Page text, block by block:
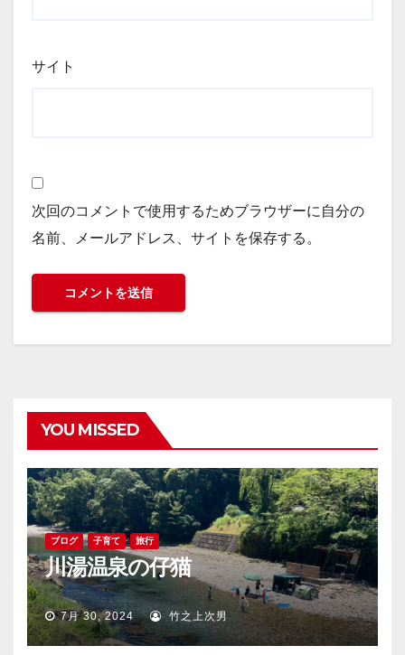
サイト
次回のコメントで使用するためブラウザーに自分の
名前、メールアドレス、サイトを保存する。
YOU MISSED
ブログ 子育て 旅行
川湯温泉の仔猫
7月 30, 2024 竹之上次男